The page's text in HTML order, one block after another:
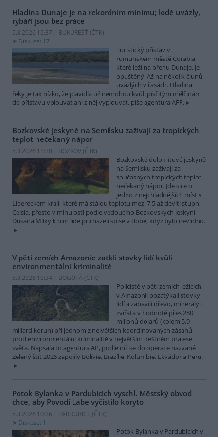
Hladina Dunaje je na rekordním minimu; lodě uvázly,
rybáři jsou bez práce
5.8.2026 15:37 | BUKUREŠŤ (ČTK)
Diskuse: 17
Turistický přístav v
rumunském městě Corabia,
které leží na břehu Dunaje, je
opuštěný. Až na několik člunů
uvázlých v řasách. Hladina
řeky je tak nízko, že plavidla už nemohou kvůli písčitým mělčinám
do přístavu vplouvat ani z něj vyplouvat, píše agentura AFP.
Bozkovské jeskyně na Semilsku zažívají za tropických
teplot nečekaný nápor
5.8.2026 11:20 | BOZKOV (ČTK)
Bozkovské dolomitové jeskyně
na Semilsku zažívají za
současných tropických teplot
nečekaný nápor. Jde sice o
jedno z nejchladnějších míst v
Libereckém kraji, které má stálou teplotu mezi 7,5 až devíti stupni
Celsia, přesto v minulosti podle vedoucího Bozkovských jeskyní
Dušana Milky k nim lidé přicházeli spíše v době, když bylo nevlídno.
V pěti zemích Amazonie zatkli stovky lidí kvůli
environmentální kriminalitě
5.8.2026 10:34 | BOGOTÁ (ČTK)
Policisté v pěti zemích ležících
v Amazonii pozatýkali stovky
lidí a zabavili dřevo, minerály i
zvířata v hodnotě přes 280
milionů dolarů (kolem 5,9
miliard korun) při jednom z největších koordinovaných zásahů
proti environmentální kriminalitě v největším deštném pralese
světa. Napsala to agentura AP, podle níž se do operace nazvané
Zelený štít 2026 zapojily Bolívie, Brazílie, Kolumbie, Ekvádor a Peru.
Potok Bylanka v Pardubicích vyschl. Městský obvod
chce, aby Povodí Labe vyčistilo koryto
5.8.2026 10:26 | PARDUBICE (ČTK)
Diskuse: 1
Potok Bylanka v Pardubicích v